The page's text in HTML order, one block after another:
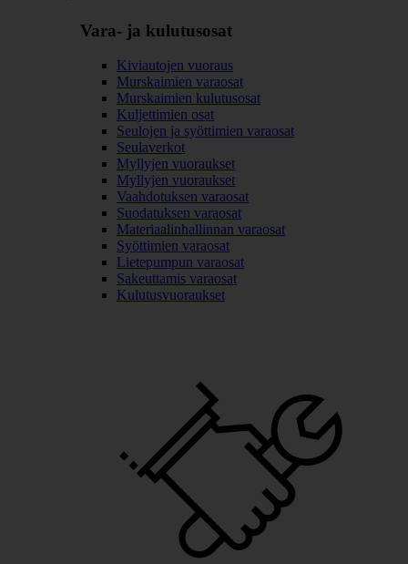
Vara- ja kulutusosat
Kiviautojen vuoraus
Murskaimien varaosat
Murskaimien kulutusosat
Kuljettimien osat
Seulojen ja syöttimien varaosat
Seulaverkot
Myllyjen vuoraukset
Myllyjen vuoraukset
Vaahdotuksen varaosat
Suodatuksen varaosat
Materiaalinhallinnan varaosat
Syöttimien varaosat
Lietepumpun varaosat
Sakeuttamis varaosat
Kulutusvuoraukset